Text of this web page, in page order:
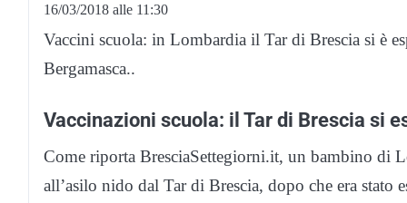
16/03/2018 alle 11:30
Vaccini scuola: in Lombardia il Tar di Brescia si è
Bergamasca..
Vaccinazioni scuola: il Tar di Brescia si
Come riporta BresciaSettegiorni.it, un bambino di
all’asilo nido dal Tar di Brescia, dopo che era